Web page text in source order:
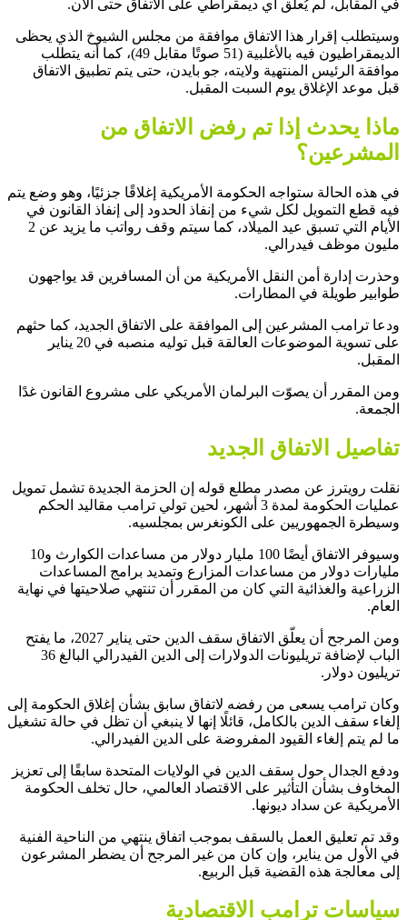
في المقابل، لم يُعلق أي ديمقراطي على الاتفاق حتى الآن.
وسيتطلب إقرار هذا الاتفاق موافقة من مجلس الشيوخ الذي يحظى
الديمقراطيون فيه بالأغلبية (51 صوتًا مقابل 49)، كما أنه يتطلب
موافقة الرئيس المنتهية ولايته، جو بايدن، حتى يتم تطبيق الاتفاق
قبل موعد الإغلاق يوم السبت المقبل.
ماذا يحدث إذا تم رفض الاتفاق من
المشرعين؟
في هذه الحالة ستواجه الحكومة الأمريكية إغلاقًا جزئيًا، وهو وضع يتم
فيه قطع التمويل لكل شيء من إنفاذ الحدود إلى إنفاذ القانون في
الأيام التي تسبق عيد الميلاد، كما سيتم وقف رواتب ما يزيد عن 2
مليون موظف فيدرالي.
وحذرت إدارة أمن النقل الأمريكية من أن المسافرين قد يواجهون
طوابير طويلة في المطارات.
ودعا ترامب المشرعين إلى الموافقة على الاتفاق الجديد، كما حثهم
على تسوية الموضوعات العالقة قبل توليه منصبه في 20 يناير
المقبل.
ومن المقرر أن يصوّت البرلمان الأمريكي على مشروع القانون غدًا
الجمعة.
تفاصيل الاتفاق الجديد
نقلت رويترز عن مصدر مطلع قوله إن الحزمة الجديدة تشمل تمويل
عمليات الحكومة لمدة 3 أشهر، لحين تولي ترامب مقاليد الحكم
وسيطرة الجمهوريين على الكونغرس بمجلسيه.
وسيوفر الاتفاق أيضًا 100 مليار دولار من مساعدات الكوارث و10
مليارات دولار من مساعدات المزارع وتمديد برامج المساعدات
الزراعية والغذائية التي كان من المقرر أن تنتهي صلاحيتها في نهاية
العام.
ومن المرجح أن يعلّق الاتفاق سقف الدين حتى يناير 2027، ما يفتح
الباب لإضافة تريليونات الدولارات إلى الدين الفيدرالي البالغ 36
تريليون دولار.
وكان ترامب يسعى من رفضه لاتفاق سابق بشأن إغلاق الحكومة إلى
إلغاء سقف الدين بالكامل، قائلًا إنها لا ينبغي أن تظل في حالة تشغيل
ما لم يتم إلغاء القيود المفروضة على الدين الفيدرالي.
ودفع الجدال حول سقف الدين في الولايات المتحدة سابقًا إلى تعزيز
المخاوف بشأن التأثير على الاقتصاد العالمي، حال تخلف الحكومة
الأمريكية عن سداد ديونها.
وقد تم تعليق العمل بالسقف بموجب اتفاق ينتهي من الناحية الفنية
في الأول من يناير، وإن كان من غير المرجح أن يضطر المشرعون
إلى معالجة هذه القضية قبل الربيع.
سياسات ترامب الاقتصادية